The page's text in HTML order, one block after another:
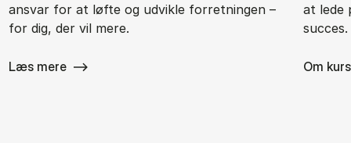
ansvar for at løfte og udvikle forretningen –
for dig, der vil mere.
Læs mere
at lede
succes.
Om